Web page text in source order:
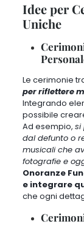
Idee per
Uniche
Le cerimonie
per riflettere
Integrando
possibile
Ad esempio, si
dal defunto o
musicali che
fotografie e
Onoranze
e integrare
che ogni